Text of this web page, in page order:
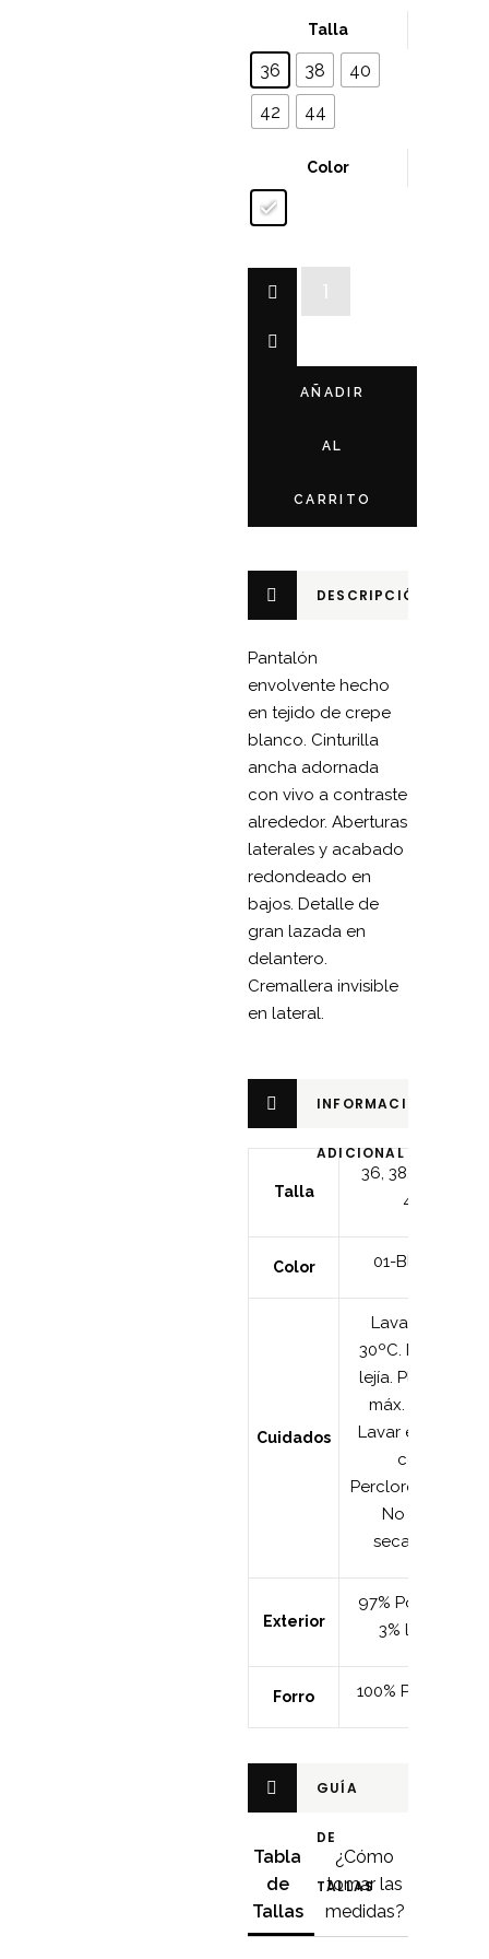
Talla
36 38
40
42
44
Color
cantidad
AÑADIR
AL
CARRITO
DESCRIPCIÓN
Pantalón
envolvente hecho
en tejido de crepe
blanco. Cinturilla
ancha adornada
con vivo a contraste
alrededor. Aberturas
laterales y acabado
redondeado en
bajos. Detalle de
gran lazada en
delantero.
Cremallera invisible
en lateral.
INFORMACIÓN
ADICIONAL
Talla
36, 38,
44
Color 01-Blanco
Cuidados
Lavar máx.
30ºC. No usar
lejía. Planchar
máx. 110ºC.
Lavar en seco
con
Percloroetileno.
No usar
secadora.
Exterior
97% Poliéster-
3% lycra.
Forro 100% Poliéster
GUÍA
DE
TALLAS
Tabla
de
Tallas
¿Cómo
tomar las
medidas?